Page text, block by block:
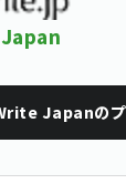
Japanの